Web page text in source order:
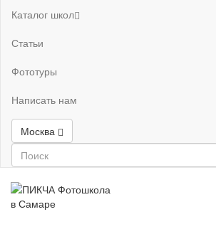
Каталог школ
Статьи
Фототуры
Написать нам
Москва